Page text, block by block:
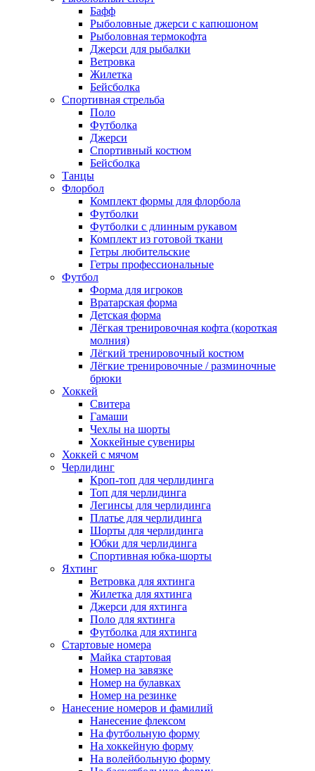
Бафф
Рыболовные джерси с капюшоном
Рыболовная термокофта
Джерси для рыбалки
Ветровка
Жилетка
Бейсболка
Спортивная стрельба
Поло
Футболка
Джерси
Спортивный костюм
Бейсболка
Танцы
Флорбол
Комплект формы для флорбола
Футболки
Футболки с длинным рукавом
Комплект из готовой ткани
Гетры любительские
Гетры профессиональные
Футбол
Форма для игроков
Вратарская форма
Детская форма
Лёгкая тренировочная кофта (короткая
молния)
Лёгкий тренировочный костюм
Лёгкие тренировочные / разминочные
брюки
Хоккей
Свитера
Гамаши
Чехлы на шорты
Хоккейные сувениры
Хоккей с мячом
Черлидинг
Кроп-топ для черлидинга
Топ для черлидинга
Легинсы для черлидинга
Платье для черлидинга
Шорты для черлидинга
Юбки для черлидинга
Спортивная юбка-шорты
Яхтинг
Ветровка для яхтинга
Жилетка для яхтинга
Джерси для яхтинга
Поло для яхтинга
Футболка для яхтинга
Стартовые номера
Майка стартовая
Номер на завязке
Номер на булавках
Номер на резинке
Нанесение номеров и фамилий
Нанесение флексом
На футбольную форму
На хоккейную форму
На волейбольную форму